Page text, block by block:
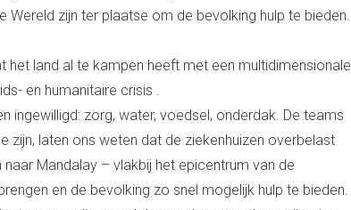
Wereld zijn ter plaatse om de bevolking hulp te bieden.
land al te kampen heeft met een multidimensionale
en humanitaire crisis .
ingewilligd: zorg, water, voedsel, onderdak. De teams
zijn, laten ons weten dat de ziekenhuizen overbelast
Mandalay – vlakbij het epicentrum van de
en de bevolking zo snel mogelijk hulp te bieden.